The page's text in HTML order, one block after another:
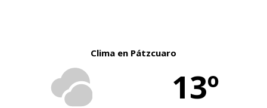
Clima en Pátzcuaro
13º